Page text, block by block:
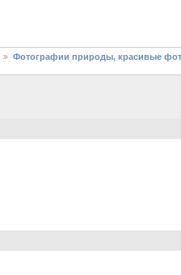
Фотографии природы, красивые